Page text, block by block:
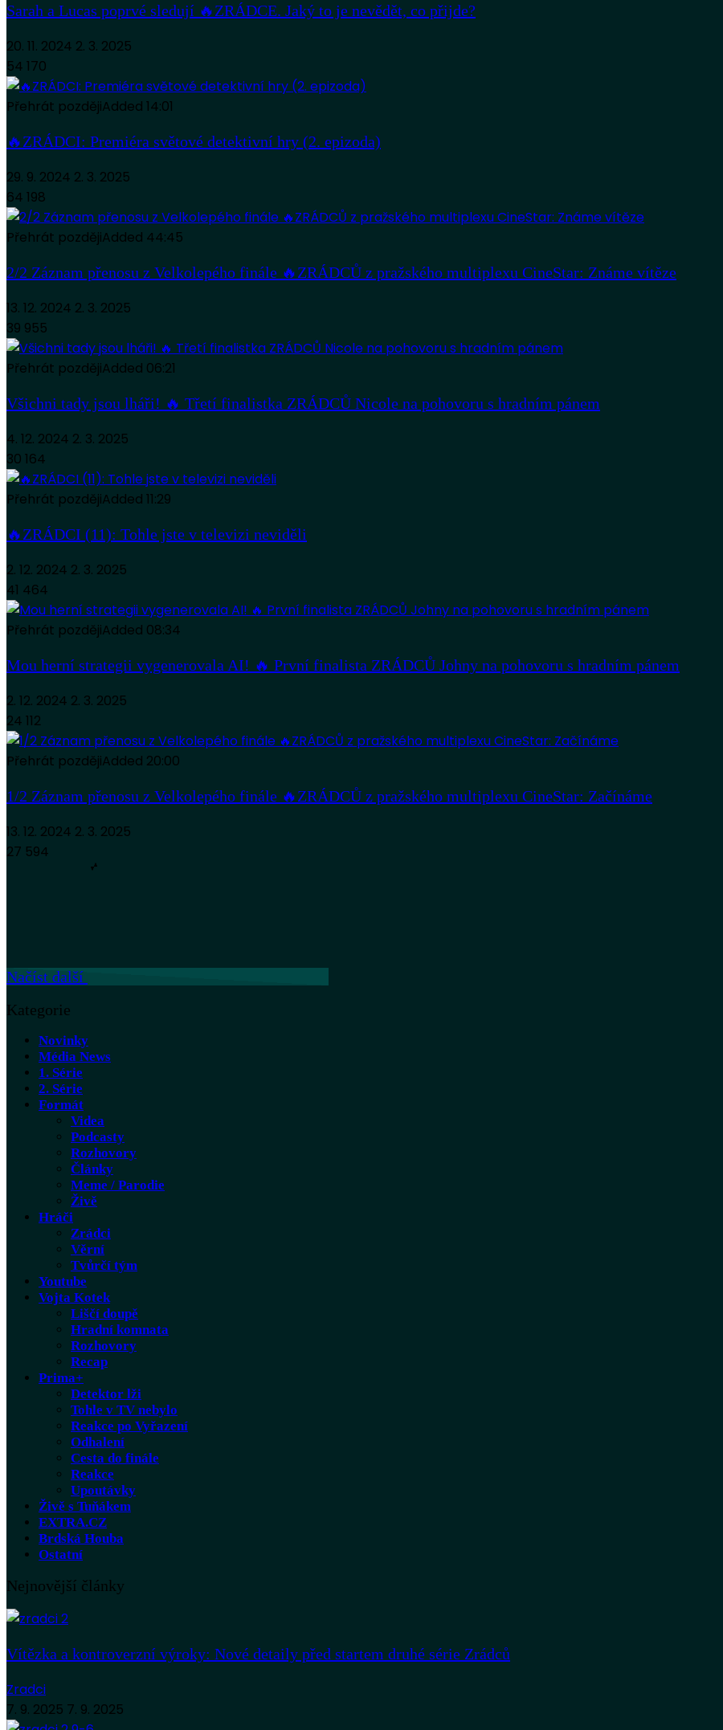
Sarah a Lucas poprvé sledují 🔥ZRÁDCE. Jaký to je nevědět, co přijde?
20. 11. 2024 2. 3. 2025
54 170
Přehrát pozdějiAdded 14:01
🔥ZRÁDCI: Premiéra světové detektivní hry (2. epizoda)
29. 9. 2024 2. 3. 2025
64 198
Přehrát pozdějiAdded 44:45
2/2 Záznam přenosu z Velkolepého finále 🔥ZRÁDCŮ z pražského multiplexu CineStar: Známe vítěze
13. 12. 2024 2. 3. 2025
39 955
Přehrát pozdějiAdded 06:21
Všichni tady jsou lháři! 🔥 Třetí finalistka ZRÁDCŮ Nicole na pohovoru s hradním pánem
4. 12. 2024 2. 3. 2025
30 164
Přehrát pozdějiAdded 11:29
🔥ZRÁDCI (11): Tohle jste v televizi neviděli
2. 12. 2024 2. 3. 2025
41 464
Přehrát pozdějiAdded 08:34
Mou herní strategii vygenerovala AI! 🔥 První finalista ZRÁDCŮ Johny na pohovoru s hradním pánem
2. 12. 2024 2. 3. 2025
24 112
Přehrát pozdějiAdded 20:00
1/2 Záznam přenosu z Velkolepého finále 🔥ZRÁDCŮ z pražského multiplexu CineStar: Začínáme
13. 12. 2024 2. 3. 2025
27 594
Načíst další
Kategorie
Novinky
Média News
1. Série
2. Série
Formát
Videa
Podcasty
Rozhovory
Články
Meme / Parodie
Živě
Hráči
Zrádci
Věrní
Tvůrčí tým
Youtube
Vojta Kotek
Liščí doupě
Hradní komnata
Rozhovory
Recap
Prima+
Detektor lži
Tohle v TV nebylo
Reakce po Vyřazení
Odhalení
Cesta do finále
Reakce
Upoutávky
Živě s Tuňákem
EXTRA.CZ
Brdská Houba
Ostatní
Nejnovější články
Vítězka a kontroverzní výroky: Nové detaily před startem druhé série Zrádců
Zradci
7. 9. 2025 7. 9. 2025